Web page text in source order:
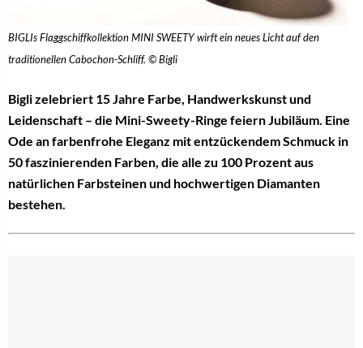
BIGLIs Flaggschiffkollektion MINI SWEETY wirft ein neues Licht auf den
traditionellen Cabochon-Schliff. © Bigli
Bigli zelebriert 15 Jahre Farbe, Handwerkskunst und
Leidenschaft – die Mini-Sweety-Ringe feiern Jubiläum. Eine
Ode an farbenfrohe Eleganz mit entzückendem Schmuck in
50 faszinierenden Farben, die alle zu 100 Prozent aus
natürlichen Farbsteinen und hochwertigen Diamanten
bestehen.